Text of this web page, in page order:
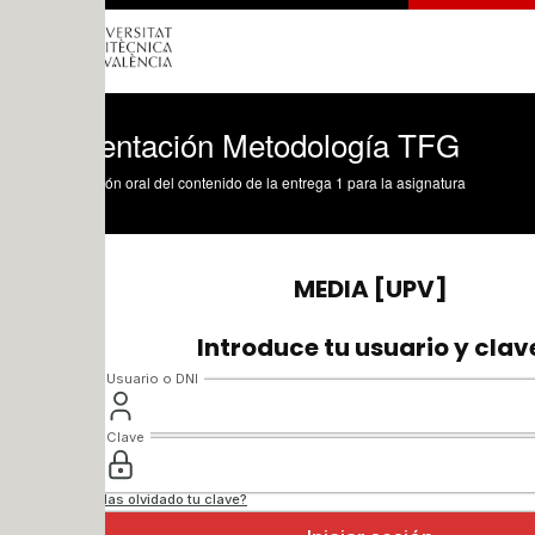
Metodología TFG
oral del contenido de la entrega 1 para la asignatura